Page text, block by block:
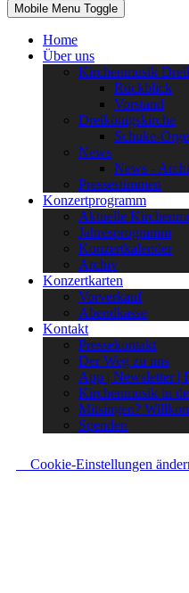
Mobile Menu Toggle
Home
Über uns
Kirchenmusik
Rückblick
Vorstand
Dreikönigskirche
Schuke-
News
News -
Pressestimmen
Konzertprogramm
Aktuelle
Jahresprogramm
Konzertkalender
Archiv
Konzertkarten
Vorverkauf
Abendkasse
Kontakt
Pressekontakt
Der Weg zu uns
App | Newsletter |
Kirchenmusik in
Mitsingen?
Spenden
Cookie-Einstellungen